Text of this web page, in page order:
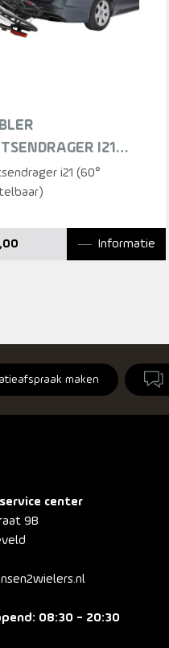
I21
KANTELBAAR)
i21 (60°
Informatie
maken
center
9B
08:30 - 20:30